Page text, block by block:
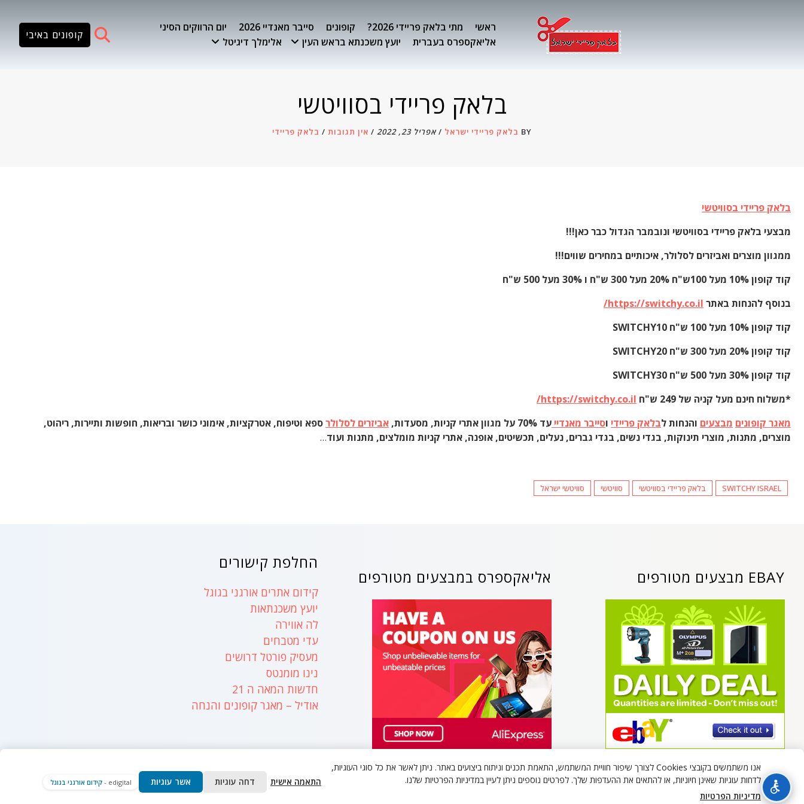
ראשי מתי בלאק פריידי 2026? קופונים סייבר מאנדיי 2026
יום הרווקים הסיני
אליאקספרס בעברית
יועץ משכנתא בראש העין אלימלך דיגיטל
קופונים באיבי
בלאק פריידי בסוויטשי
BY בלאק פריידי ישראל / אפריל 23, 2022 / אין תגובות / בלאק פריידי
בלאק פריידי בסוויטשי
מבצעי בלאק פריידי בסוויטשי ונובמבר הגדול כבר כאן!!!
ממגוון מוצרים ואביזרים לסלולר, איכותיים במחירים שווים!!!
קוד קופון 10% מעל 100ש"ח 20% מעל 300 ש"ח ו 30% מעל 500 ש"ח
בנוסף להנחות באתר https://switchy.co.il/
קוד קופון 10% מעל 100 ש"ח SWITCHY10
קוד קופון 20% מעל 300 ש"ח SWITCHY20
קוד קופון 30% מעל 500 ש"ח SWITCHY30
*משלוח חינם מעל קניה של 249 ש"ח
https://switchy.co.il/
מאגר קופונים מבצעים והנחות לבלאק פריידי וסייבר מאנדיי עד 70% על מגוון אתרי קניות, מסעדות, אביזרים לסלולרספא וטיפוח, אטרקציות, אימוני כושר ובריאות, חופשות ותיירות, ריהוט,
מוצרים, מתנות, מוצרי תינוקות, בגדי נשים, בגדי גברים, נעלים, תכשיטים, אופנה, אתרי קניות מומלצים, מתנות ועוד…
SWITCHY ISRAEL בלאק פריידי בסוויטשי סוויטשי סוויטשי ישראל
החלפת קישורים
קידום אתרים אורגני בגוגל
יועץ משכנתאות
לה אווירה
עדי מטבחים
מעסיק פורטל דרושים
נינו מומנטס
חדשות המאה ה 21
אודיל – מאגר קופונים והנחה
אליאקספרס במבצעים מטורפים EBAY מבצעים מטורפים
WordPress Clothing Theme- Powered by WordPress.
אנו משתמשים בקובצי Cookies לצורך שיפור חוויית המשתמש, התאמת תכנים וניתוח ביצועים באתר. ניתן לאשר את כל סוגי העוגיות,
לדחות עוגיות שאינן חיוניות, או להתאים את ההעדפות שלך. לפרטים נוספים ניתן לעיין במדיניות הפרטיות שלנו.
מדיניות הפרטיות
התאמה אישית דחה עוגיות אשר עוגיות edigital - קידום אורגני בגוגל